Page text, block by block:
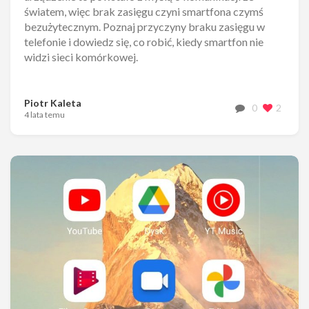
światem, więc brak zasięgu czyni smartfona czymś
bezużytecznym. Poznaj przyczyny braku zasięgu w
telefonie i dowiedz się, co robić, kiedy smartfon nie
widzi sieci komórkowej.
Piotr Kaleta
4 lata temu
0 2